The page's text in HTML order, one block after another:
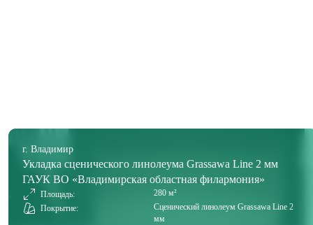
г. Владимир
Укладка сценического линолеума Grassawa Line 2 мм
ГАУК ВО «Владимирская областная филармония»
Площадь:
280 м²
Покрытие:
Сценический линолеум Grassawa Line 2
мм